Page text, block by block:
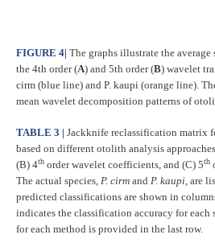
FIGURE 4| The graphs illustrate the
the 4th order (A) and 5th order (B) wavelet
cirm (blue line) and P. kaupi (orange line).
mean wavelet decomposition patterns of
TABLE 3 | Jackknife reclassification matrix
based on different otolith analysis
(B) 4th order wavelet coefficients, and (C) 5th
The actual species, P. cirm and P. kaupi, are
predicted classifications are shown in
indicates the classification accuracy for each
for each method is provided in the last row.